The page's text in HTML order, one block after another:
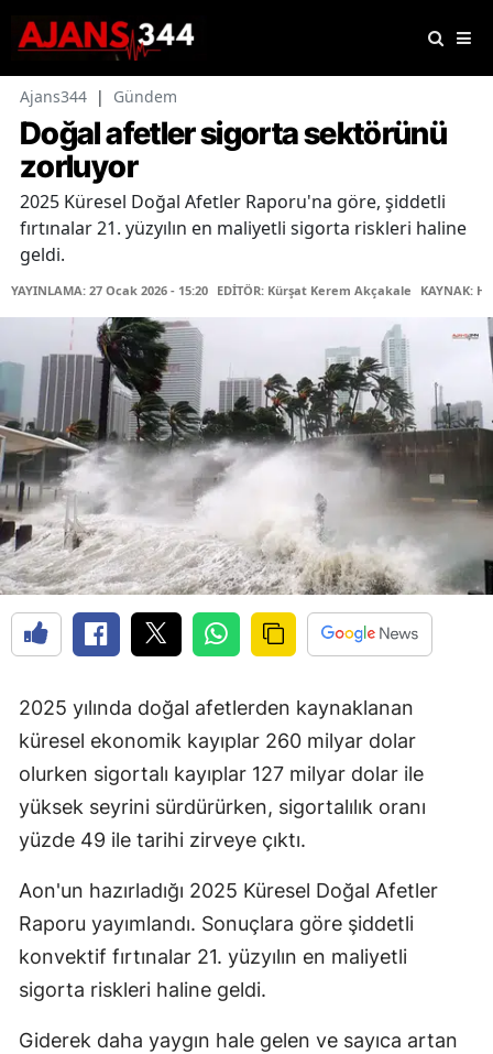
Ajans344 | Gündem
Doğal afetler sigorta sektörünü
zorluyor
2025 Küresel Doğal Afetler Raporu'na göre, şiddetli
fırtınalar 21. yüzyılın en maliyetli sigorta riskleri haline
geldi.
YAYINLAMA: 27 Ocak 2026 - 15:20 EDİTÖR: Kürşat Kerem Akçakale KAYNAK:
2025 yılında doğal afetlerden kaynaklanan
küresel ekonomik kayıplar 260 milyar dolar
olurken sigortalı kayıplar 127 milyar dolar ile
yüksek seyrini sürdürürken, sigortalılık oranı
yüzde 49 ile tarihi zirveye çıktı.
Aon'un hazırladığı 2025 Küresel Doğal Afetler
Raporu yayımlandı. Sonuçlara göre şiddetli
konvektif fırtınalar 21. yüzyılın en maliyetli
sigorta riskleri haline geldi.
Giderek daha yaygın hale gelen ve sayıca artan